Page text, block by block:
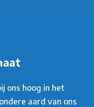
ons hoog in het
aard van ons